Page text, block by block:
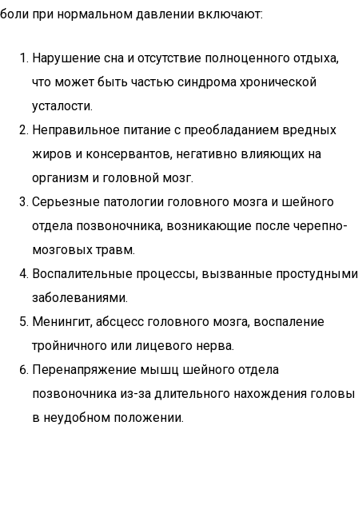
боли при нормальном давлении включают:
Нарушение сна и отсутствие полноценного отдыха,
что может быть частью синдрома хронической
усталости.
Неправильное питание с преобладанием вредных
жиров и консервантов, негативно влияющих на
организм и головной мозг.
Серьезные патологии головного мозга и шейного
отдела позвоночника, возникающие после черепно-
мозговых травм.
Воспалительные процессы, вызванные простудными
заболеваниями.
Менингит, абсцесс головного мозга, воспаление
тройничного или лицевого нерва.
Перенапряжение мышц шейного отдела
позвоночника из-за длительного нахождения головы
в неудобном положении.